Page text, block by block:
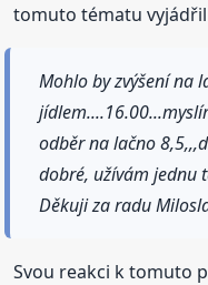
tomuto tématu
Mohlo by zvýšení na
odběr na lačno
dobré, užívám jednu
Děkuji za radu
Svou reakci k tomuto